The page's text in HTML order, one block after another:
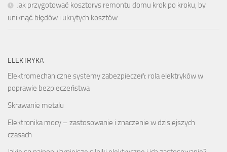
Jak przygotować kosztorys remontu domu krok po kroku, by
uniknąć błędów i ukrytych kosztów
ELEKTRYKA
Elektromechaniczne systemy zabezpieczeń: rola elektryków w
poprawie bezpieczeństwa
Skrawanie metalu
Elektronika mocy – zastosowanie i znaczenie w dzisiejszych
czasach